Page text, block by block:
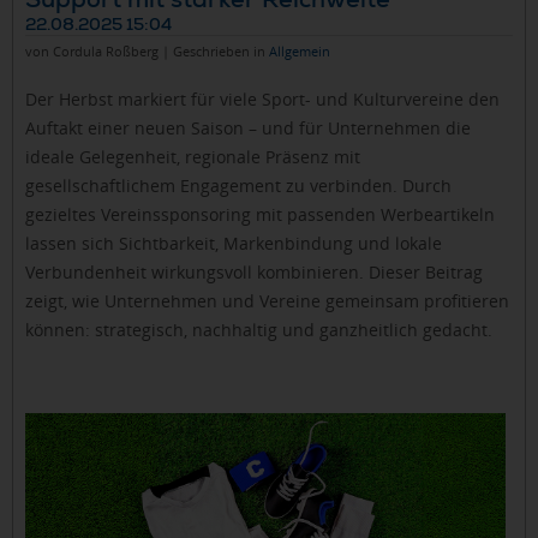
22.08.2025 15:04
von Cordula Roßberg | Geschrieben in Allgemein
Der Herbst markiert für viele Sport- und Kulturvereine den
Auftakt einer neuen Saison – und für Unternehmen die
ideale Gelegenheit, regionale Präsenz mit
gesellschaftlichem Engagement zu verbinden. Durch
gezieltes Vereinssponsoring mit passenden Werbeartikeln
lassen sich Sichtbarkeit, Markenbindung und lokale
Verbundenheit wirkungsvoll kombinieren. Dieser Beitrag
zeigt, wie Unternehmen und Vereine gemeinsam profitieren
können: strategisch, nachhaltig und ganzheitlich gedacht.